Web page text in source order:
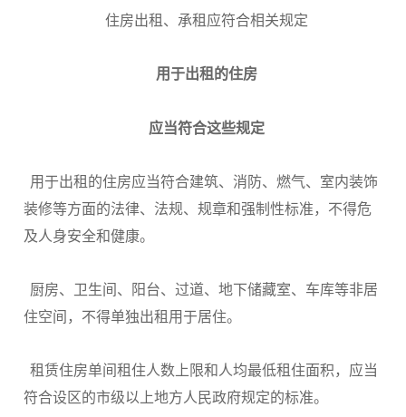
住房出租、承租应符合相关规定
用于出租的住房
应当符合这些规定
用于出租的住房应当符合建筑、消防、燃气、室内装饰
装修等方面的法律、法规、规章和强制性标准，不得危
及人身安全和健康。
厨房、卫生间、阳台、过道、地下储藏室、车库等非居
住空间，不得单独出租用于居住。
租赁住房单间租住人数上限和人均最低租住面积，应当
符合设区的市级以上地方人民政府规定的标准。